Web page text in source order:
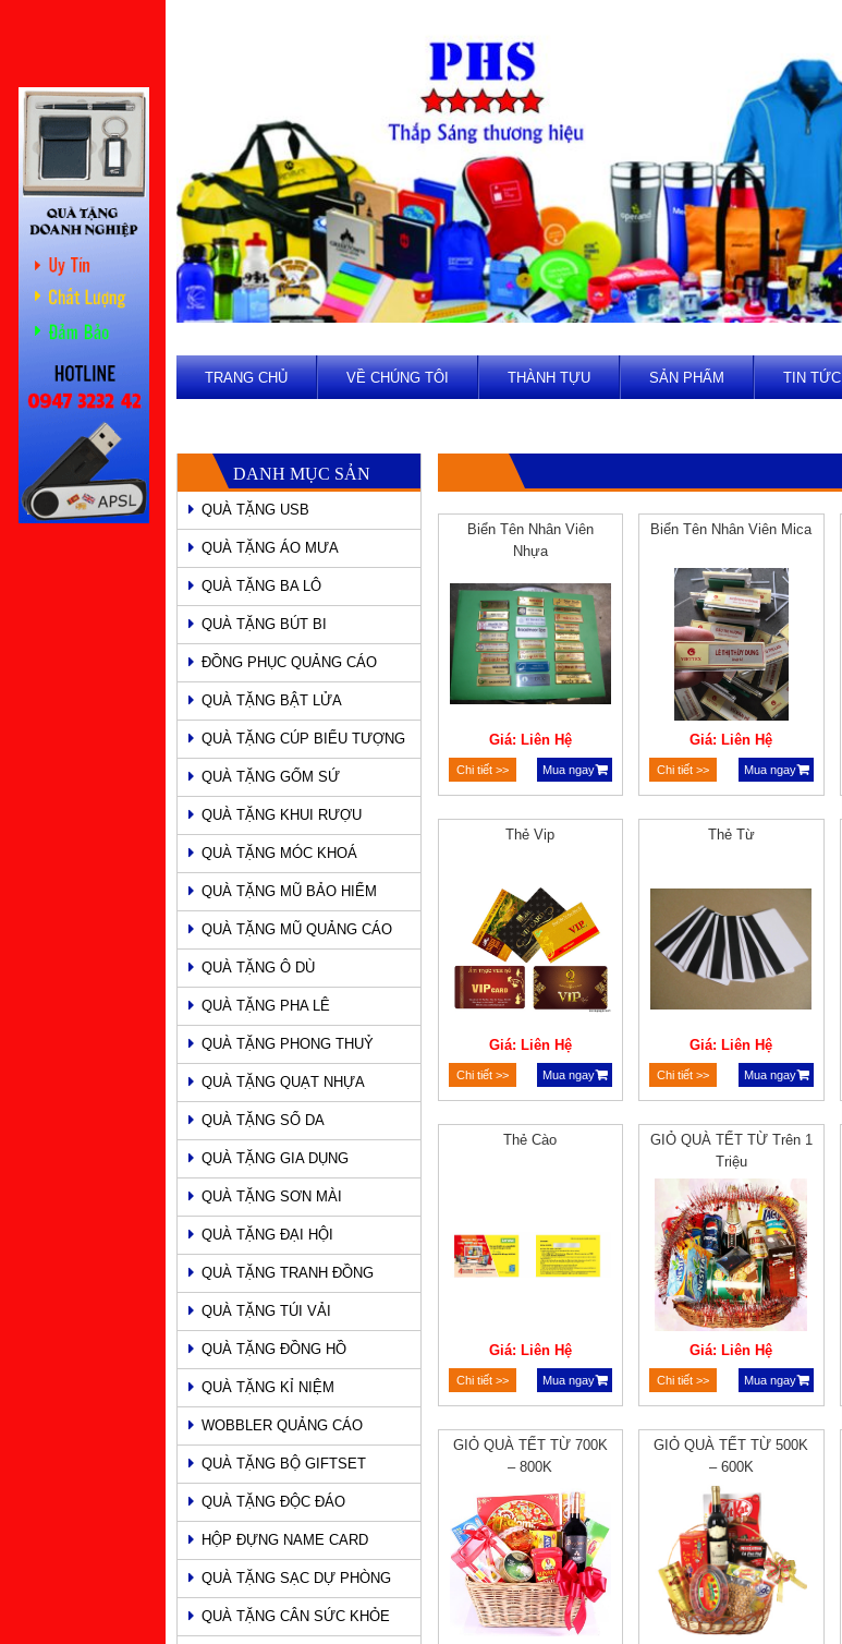
TRANG CHỦ VỀ CHÚNG TÔI THÀNH TỰU SẢN PHẨM TIN TỨC
Biển Tên Nhân Viên
Nhựa
Giá: Liên Hệ
Chi tiết >> Mua ngay
Biển Tên Nhân Viên Mica
Giá: Liên Hệ
Chi tiết >> Mua ngay
Thẻ Vip
Giá: Liên Hệ
Chi tiết >> Mua ngay
Thẻ Từ
Giá: Liên Hệ
Chi tiết >> Mua ngay
Thẻ Cào
Giá: Liên Hệ
Chi tiết >> Mua ngay
GIỎ QUÀ TẾT TỪ Trên 1
Triệu
Giá: Liên Hệ
Chi tiết >> Mua ngay
GIỎ QUÀ TẾT TỪ 700K
– 800K
GIỎ QUÀ TẾT TỪ 500K
– 600K
DANH MỤC SẢN
PHẨM
QUÀ TẶNG USB
QUÀ TẶNG ÁO MƯA
QUÀ TẶNG BA LÔ
QUÀ TẶNG BÚT BI
ĐỒNG PHỤC QUẢNG CÁO
QUÀ TẶNG BẬT LỬA
QUÀ TẶNG CÚP BIỂU TƯỢNG
QUÀ TẶNG GỐM SỨ
QUÀ TẶNG KHUI RƯỢU
QUÀ TẶNG MÓC KHOÁ
QUÀ TẶNG MŨ BẢO HIỂM
QUÀ TẶNG MŨ QUẢNG CÁO
QUÀ TẶNG Ô DÙ
QUÀ TẶNG PHA LÊ
QUÀ TẶNG PHONG THUỶ
QUÀ TẶNG QUẠT NHỰA
QUÀ TẶNG SỔ DA
QUÀ TẶNG GIA DỤNG
QUÀ TẶNG SƠN MÀI
QUÀ TẶNG ĐẠI HỘI
QUÀ TẶNG TRANH ĐỒNG
QUÀ TẶNG TÚI VẢI
QUÀ TẶNG ĐỒNG HỒ
QUÀ TẶNG KỈ NIỆM
WOBBLER QUẢNG CÁO
QUÀ TẶNG BỘ GIFTSET
QUÀ TẶNG ĐỘC ĐÁO
HỘP ĐỰNG NAME CARD
QUÀ TẶNG SẠC DỰ PHÒNG
QUÀ TẶNG CÂN SỨC KHỎE